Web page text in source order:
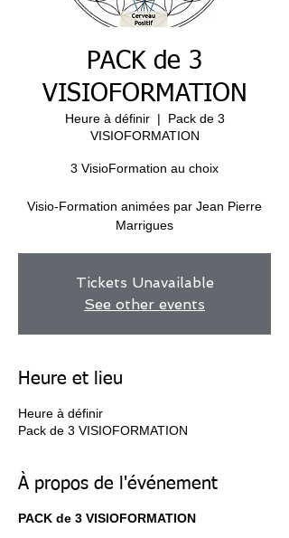
PACK de 3
VISIOFORMATION
Heure à définir
  |
Pack de 3
VISIOFORMATION
3 VisioFormation au choix
Visio-Formation animées par Jean Pierre
Marrigues
Tickets Unavailable
See other events
Heure et lieu
Heure à définir
Pack de 3 VISIOFORMATION
À propos de l'événement
PACK de 3 VISIOFORMATION